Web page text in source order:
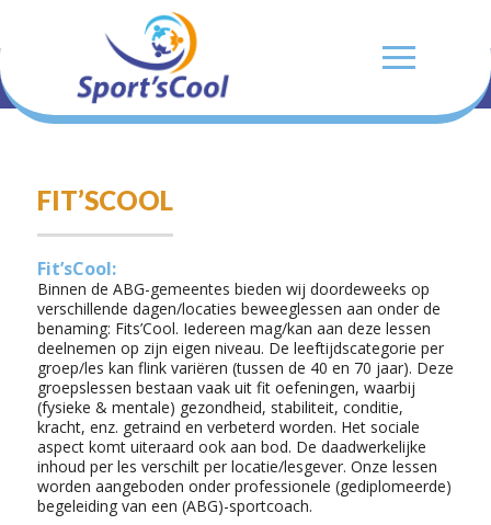
FIT’SCOOL
Fit’sCool:
Binnen de ABG-gemeentes bieden wij doordeweeks op
verschillende dagen/locaties beweeglessen aan onder de
benaming: Fits’Cool. Iedereen mag/kan aan deze lessen
deelnemen op zijn eigen niveau. De leeftijdscategorie per
groep/les kan flink variëren (tussen de 40 en 70 jaar). Deze
groepslessen bestaan vaak uit fit oefeningen, waarbij
(fysieke & mentale) gezondheid, stabiliteit, conditie,
kracht, enz. getraind en verbeterd worden. Het sociale
aspect komt uiteraard ook aan bod. De daadwerkelijke
inhoud per les verschilt per locatie/lesgever. Onze lessen
worden aangeboden onder professionele (gediplomeerde)
begeleiding van een (ABG)-sportcoach.